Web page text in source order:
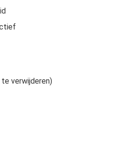
te verwijderen)